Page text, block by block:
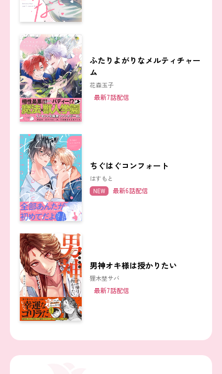
ふたりよがりなメルティチャー
ム
花森玉子
最新7話配信
ちぐはぐコンフォート
はすもと
NEW 最新6話配信
男神オキ様は授かりたい
狸木埜サバ
最新7話配信